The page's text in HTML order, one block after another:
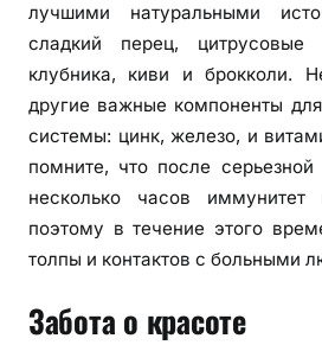
лучшими натуральными
сладкий перец,
клубника, киви и брокколи.
другие важные компоненты
системы: цинк, железо, и
помните, что после
несколько часов иммунитет
поэтому в течение этого
толпы и контактов с больными
Забота о красоте